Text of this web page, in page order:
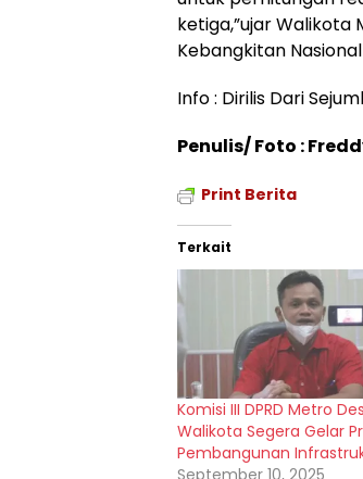
ketiga,”ujar
Kebangkitan
Info : Dirilis Dari
Penulis/ Foto :
Print Berita
Terkait
Komisi III DPRD Metro
Walikota Segera Gelar
Pembangunan